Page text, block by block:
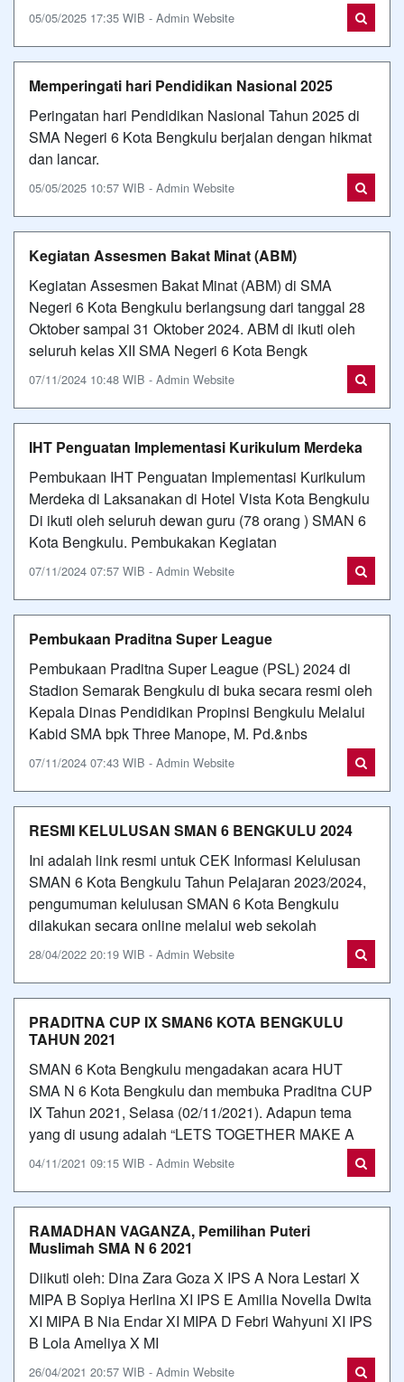
05/05/2025 17:35 WIB - Admin Website
Memperingati hari Pendidikan Nasional 2025
Peringatan hari Pendidikan Nasional Tahun 2025 di
SMA Negeri 6 Kota Bengkulu berjalan dengan hikmat
dan lancar.
05/05/2025 10:57 WIB - Admin Website
Kegiatan Assesmen Bakat Minat (ABM)
Kegiatan Assesmen Bakat Minat (ABM) di SMA
Negeri 6 Kota Bengkulu berlangsung dari tanggal 28
Oktober sampai 31 Oktober 2024. ABM di ikuti oleh
seluruh kelas XII SMA Negeri 6 Kota Bengk
07/11/2024 10:48 WIB - Admin Website
IHT Penguatan Implementasi Kurikulum Merdeka
Pembukaan IHT Penguatan Implementasi Kurikulum
Merdeka di Laksanakan di Hotel Vista Kota Bengkulu
Di ikuti oleh seluruh dewan guru (78 orang ) SMAN 6
Kota Bengkulu. Pembukakan Kegiatan
07/11/2024 07:57 WIB - Admin Website
Pembukaan Praditna Super League
Pembukaan Praditna Super League (PSL) 2024 di
Stadion Semarak Bengkulu di buka secara resmi oleh
Kepala Dinas Pendidikan Propinsi Bengkulu Melalui
Kabid SMA bpk Three Manope, M. Pd.&nbs
07/11/2024 07:43 WIB - Admin Website
RESMI KELULUSAN SMAN 6 BENGKULU 2024
Ini adalah link resmi untuk CEK Informasi Kelulusan
SMAN 6 Kota Bengkulu Tahun Pelajaran 2023/2024,
pengumuman kelulusan SMAN 6 Kota Bengkulu
dilakukan secara online melalui web sekolah
28/04/2022 20:19 WIB - Admin Website
PRADITNA CUP IX SMAN6 KOTA BENGKULU
TAHUN 2021
SMAN 6 Kota Bengkulu mengadakan acara HUT
SMA N 6 Kota Bengkulu dan membuka Praditna CUP
IX Tahun 2021, Selasa (02/11/2021). Adapun tema
yang di usung adalah “LETS TOGETHER MAKE A
04/11/2021 09:15 WIB - Admin Website
RAMADHAN VAGANZA, Pemilihan Puteri
Muslimah SMA N 6 2021
Diikuti oleh: Dina Zara Goza X IPS A Nora Lestari X
MIPA B Sopiya Herlina XI IPS E Amilia Novella Dwita
XI MIPA B Nia Endar XI MIPA D Febri Wahyuni XI IPS
B Lola Ameliya X MI
26/04/2021 20:57 WIB - Admin Website